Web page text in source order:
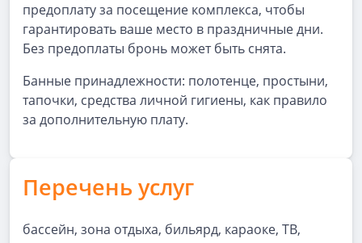
предоплату за посещение комплекса, чтобы
гарантировать ваше место в праздничные дни.
Без предоплаты бронь может быть снята.
Банные принадлежности: полотенце, простыни,
тапочки, средства личной гигиены, как правило
за дополнительную плату.
Перечень услуг
бассейн, зона отдыха, бильярд, караоке, ТВ,